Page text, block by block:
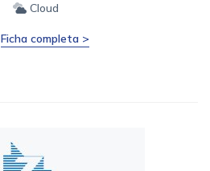
Cloud
Ficha completa >